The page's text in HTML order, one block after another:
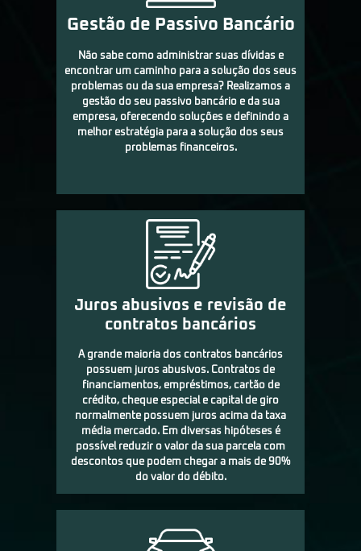
Gestão de Passivo Bancário
Não sabe como administrar suas dívidas e
encontrar um caminho para a solução dos seus
problemas ou da sua empresa? Realizamos a
gestão do seu passivo bancário e da sua
empresa, oferecendo soluções e definindo a
melhor estratégia para a solução dos seus
problemas financeiros.
Juros abusivos e revisão de
contratos bancários
A grande maioria dos contratos bancários
possuem juros abusivos. Contratos de
financiamentos, empréstimos, cartão de
crédito, cheque especial e capital de giro
normalmente possuem juros acima da taxa
média mercado. Em diversas hipóteses é
possível reduzir o valor da sua parcela com
descontos que podem chegar a mais de 90%
do valor do débito.